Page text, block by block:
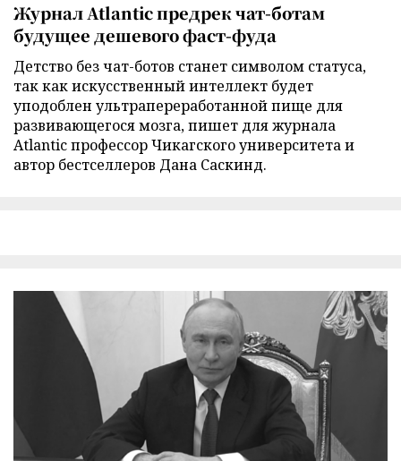
Журнал Atlantic предрек чат-ботам
будущее дешевого фаст-фуда
Детство без чат-ботов станет символом статуса,
так как искусственный интеллект будет
уподоблен ультрапереработанной пище для
развивающегося мозга, пишет для журнала
Atlantic профессор Чикагского университета и
автор бестселлеров Дана Саскинд.